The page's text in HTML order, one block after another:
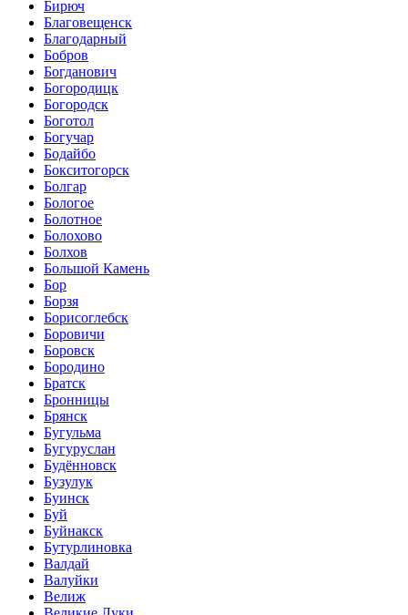
Бирюч
Благовещенск
Благодарный
Бобров
Богданович
Богородицк
Богородск
Боготол
Богучар
Бодайбо
Бокситогорск
Болгар
Бологое
Болотное
Болохово
Болхов
Большой Камень
Бор
Борзя
Борисоглебск
Боровичи
Боровск
Бородино
Братск
Бронницы
Брянск
Бугульма
Бугуруслан
Будённовск
Бузулук
Буинск
Буй
Буйнакск
Бутурлиновка
Валдай
Валуйки
Велиж